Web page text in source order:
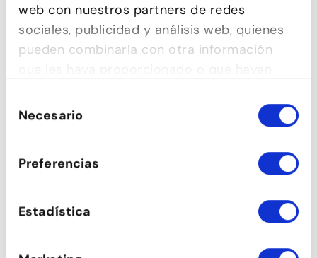
web con nuestros partners de redes
sociales, publicidad y análisis web, quienes
pueden combinarla con otra información
de sus servicios.
deNecesario
Preferencias
Estadística